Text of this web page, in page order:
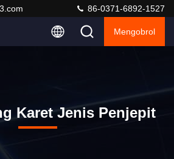
86-0371-6892-1527
Mengobrol
Karet Jenis Penjepit